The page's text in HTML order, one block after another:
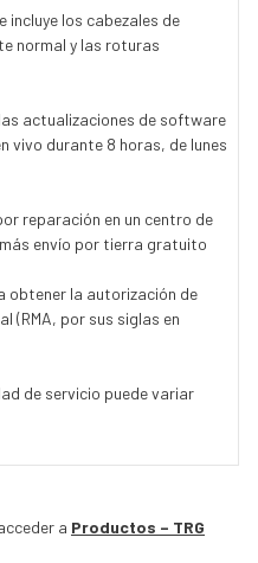
incluye los cabezales de
normal y las roturas
actualizaciones de software
vivo durante 8 horas, de lunes
reparación en un centro de
envío por tierra gratuito
obtener la autorización de
(RMA, por sus siglas en
de servicio puede variar
a Productos – TRG